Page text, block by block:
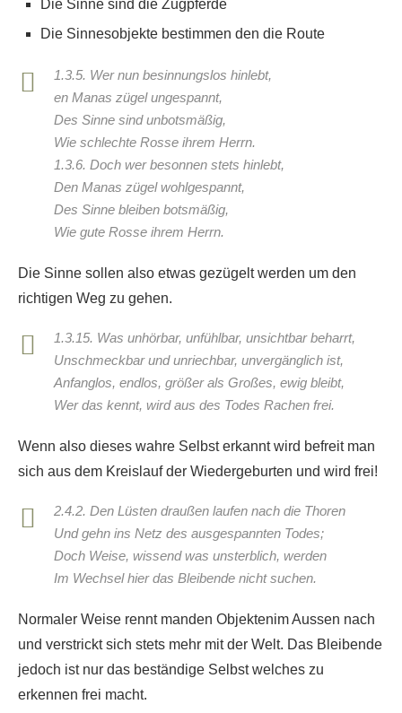
Die Sinne sind die Zugpferde
Die Sinnesobjekte bestimmen den die Route
1.3.5. Wer nun besinnungslos hinlebt,
en Manas zügel ungespannt,
Des Sinne sind unbotsmäßig,
Wie schlechte Rosse ihrem Herrn.
1.3.6. Doch wer besonnen stets hinlebt,
Den Manas zügel wohlgespannt,
Des Sinne bleiben botsmäßig,
Wie gute Rosse ihrem Herrn.
Die Sinne sollen also etwas gezügelt werden um den
richtigen Weg zu gehen.
1.3.15. Was unhörbar, unfühlbar, unsichtbar beharrt,
Unschmeckbar und unriechbar, unvergänglich ist,
Anfanglos, endlos, größer als Großes, ewig bleibt,
Wer das kennt, wird aus des Todes Rachen frei.
Wenn also dieses wahre Selbst erkannt wird befreit man
sich aus dem Kreislauf der Wiedergeburten und wird frei!
2.4.2. Den Lüsten draußen laufen nach die Thoren
Und gehn ins Netz des ausgespannten Todes;
Doch Weise, wissend was unsterblich, werden
Im Wechsel hier das Bleibende nicht suchen.
Normaler Weise rennt manden Objektenim Aussen nach
und verstrickt sich stets mehr mit der Welt. Das Bleibende
jedoch ist nur das beständige Selbst welches zu
erkennen frei macht.